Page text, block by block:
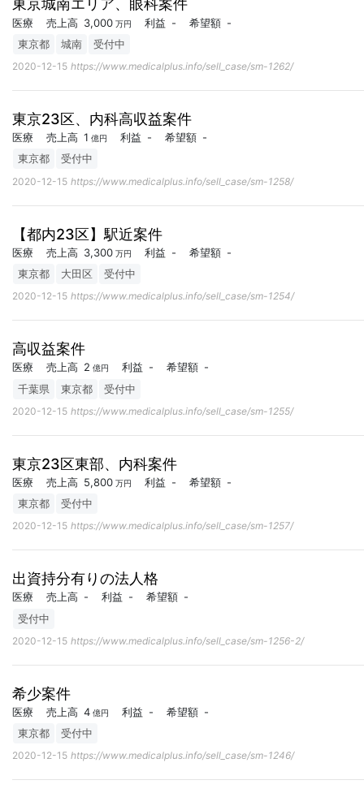
東京城南エリア、眼科案件
医療 売上高 3,000 万円 利益 - 希望額 -
東京都
城南 受付中
2020-12-15 https://www.medicalplus.info/sell_case/sm-1262/
東京23区、内科高収益案件
医療 売上高 1 億円 利益 - 希望額 -
東京都
受付中
2020-12-15 https://www.medicalplus.info/sell_case/sm-1258/
【都内23区】駅近案件
医療 売上高 3,300 万円 利益 - 希望額 -
東京都
大田区 受付中
2020-12-15 https://www.medicalplus.info/sell_case/sm-1254/
高収益案件
医療 売上高 2 億円 利益 - 希望額 -
千葉県
東京都 受付中
2020-12-15 https://www.medicalplus.info/sell_case/sm-1255/
東京23区東部、内科案件
医療 売上高 5,800 万円 利益 - 希望額 -
東京都
受付中
2020-12-15 https://www.medicalplus.info/sell_case/sm-1257/
出資持分有りの法人格
医療 売上高 - 利益 - 希望額 -
受付中
2020-12-15 https://www.medicalplus.info/sell_case/sm-1256-2/
希少案件
医療 売上高 4 億円 利益 - 希望額 -
東京都
受付中
2020-12-15 https://www.medicalplus.info/sell_case/sm-1246/